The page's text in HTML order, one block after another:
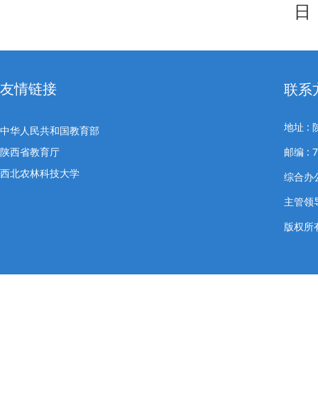
日
友情链接
中华人民共和国教育部
陕西省教育厅
西北农林科技大学
联系
地址 :
邮编 :
综合办
主管
版权